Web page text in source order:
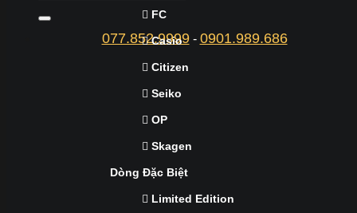
077.852.9999- 0901.989.686
FC
Casio
Citizen
Seiko
OP
Skagen
Dòng Đặc Biệt
Limited Edition